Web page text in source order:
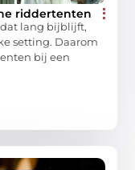
riddertenten
lang bijblijft,
setting. Daarom
bij een